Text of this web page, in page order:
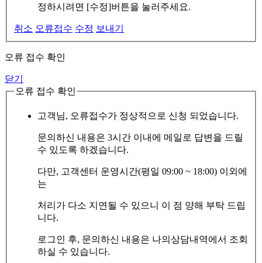
정하시려면 [수정]버튼을 눌러주세요.
취소 오류접수 수정 보내기
오류 접수 확인
닫기
오류 접수 확인
고객님, 오류접수가 정상적으로 신청 되었습니다.
문의하신 내용은 3시간 이내에 메일로 답변을 드릴
수 있도록 하겠습니다.
다만, 고객센터 운영시간(평일 09:00 ~ 18:00) 이외에
는
처리가 다소 지연될 수 있으니 이 점 양해 부탁 드립
니다.
로그인 후, 문의하신 내용은 나의상담내역에서 조회
하실 수 있습니다.